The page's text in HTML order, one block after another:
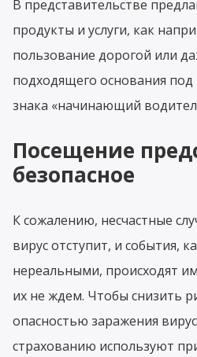
В представительстве
продукты и услуги, как
пользование дорогой или
подходящего основания
знака «начинающий
Посещение
безопасное
К сожалению, несчастные
вирус отступит, и события,
нереальными, происходят
их не ждем. Чтобы снизить
опасностью заражения
страхованию используют